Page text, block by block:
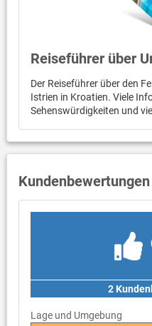
Reiseführer über
Der Reiseführer über den
Istrien in Kroatien. Viele
Sehenswürdigkeiten und
Kundenbewertungen
2
Lage und Umgebung